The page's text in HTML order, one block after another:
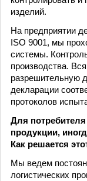
изделий.
На предприятии
ISO 9001, мы
системы.
производства.
разрешительную
декларации
протоколов
Для
продукции,
Как решается
Мы ведем
логистических